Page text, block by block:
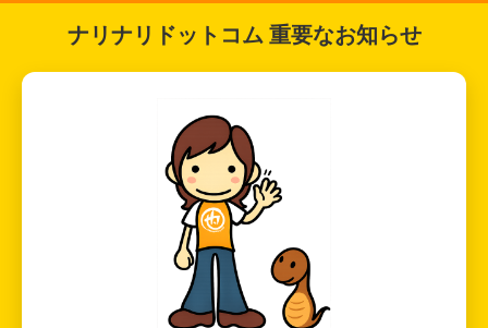
ナリナリドットコム 重要なお知らせ